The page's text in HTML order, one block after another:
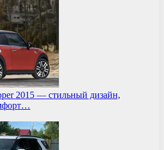
2015 — стильный дизайн,